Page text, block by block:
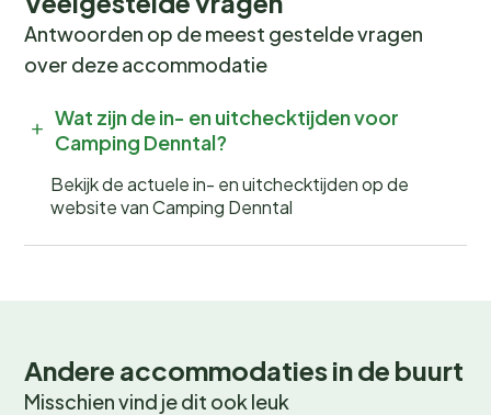
Antwoorden op de meest gestelde vragen
over deze accommodatie
Wat zijn de in- en uitchecktijden voor
Camping Denntal?
Bekijk de actuele in- en uitchecktijden op de
website van Camping Denntal
Andere accommodaties in de buurt
Misschien vind je dit ook leuk